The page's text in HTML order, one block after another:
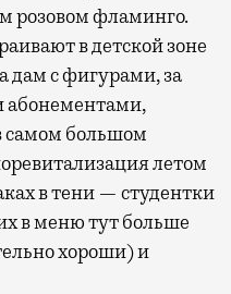
розовом фламинго.
в детской зоне
дам с фигурами, за
абонементами,
самом большом
летом
в тени — студентки
в меню тут больше
хороши) и